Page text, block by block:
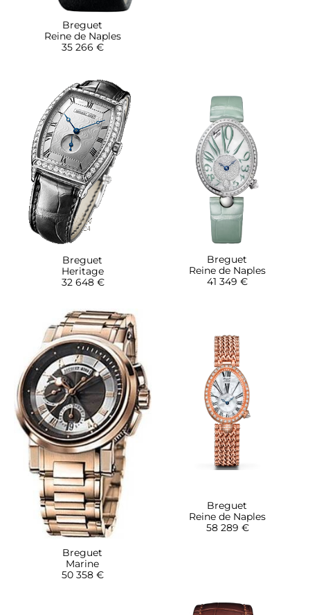
Breguet
Reine de Naples
35 266 €
Breguet
Heritage
32 648 €
Breguet
Reine de Naples
41 349 €
Breguet
Marine
50 358 €
Breguet
Reine de Naples
58 289 €